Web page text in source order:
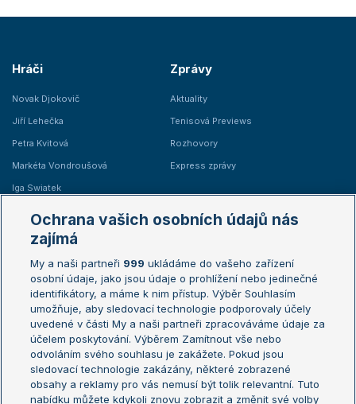
Hráči
Novak Djokovič
Jiří Lehečka
Petra Kvitová
Markéta Vondroušová
Iga Swiatek
Zprávy
Aktuality
Tenisová Previews
Rozhovory
Express zprávy
Žebříčky
Žebříček ATP (muži)
Žebříček WTA (ženy)
Sázkařský žebříček
Australian Open
French Open
Wimbledon
US Open
Turnaj mistrů
Turnaj mistryň
Aktualní trendy
Ochrana vašich osobních údajů nás
zajímá
My a naši partneři 999 ukládáme do vašeho zařízení
osobní údaje, jako jsou údaje o prohlížení nebo jedinečné
identifikátory, a máme k nim přístup. Výběr Souhlasím
umožňuje, aby sledovací technologie podporovaly účely
uvedené v části My a naši partneři zpracováváme údaje za
účelem poskytování. Výběrem Zamítnout vše nebo
odvoláním svého souhlasu je zakážete. Pokud jsou
sledovací technologie zakázány, některé zobrazené
obsahy a reklamy pro vás nemusí být tolik relevantní. Tuto
nabídku můžete kdykoli znovu zobrazit a změnit své volby